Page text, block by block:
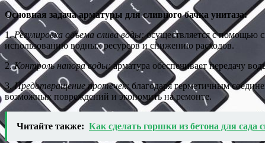
Основная задача арматуры для сливного бачка унитаза:
1.Регулировка объема слива воды:осуществляется с помощью
использованию водных ресурсов и снижению расходов.
2.Контроль напора воды:арматура обеспечивает передачу
3.Предотвращение протечек:благодаря герметичным
возможных повреждений и экономить на ремонте.
Читайте также: Как сделать горшки из бетона для сада